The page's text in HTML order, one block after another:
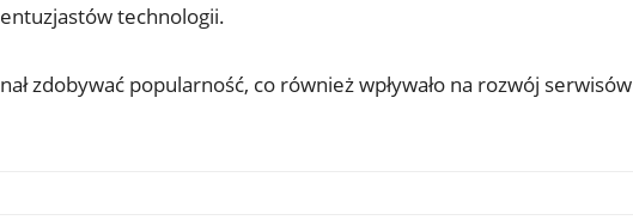
technologii.
zdobywać popularność, co również wpływało na rozwój serwisów